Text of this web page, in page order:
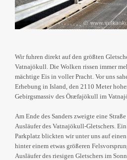
Wir fuhren direkt auf den größten
Vatnajökull. Die Wolken rissen immer
mächtige Eis in voller Pracht. Vor uns
Erhebung in Island, den 2110 Meter
Gebirgsmassiv des Öræfajökull im
Am Ende des Sanders zweigte eine
Ausläufer des Vatnajökull-Gletschers.
Parkplatz blickten wir unter uns auf
hinter einem etwas größeren
Ausläufer des riesigen Gletschers im